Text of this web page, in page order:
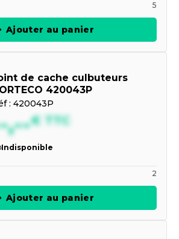
5
Ajouter au panier
de cache culbuteurs
420043P
: 420043P
,--€ TTC
Indisponible
2
Ajouter au panier